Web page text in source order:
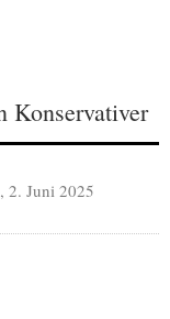
Konservativer
2. Juni 2025